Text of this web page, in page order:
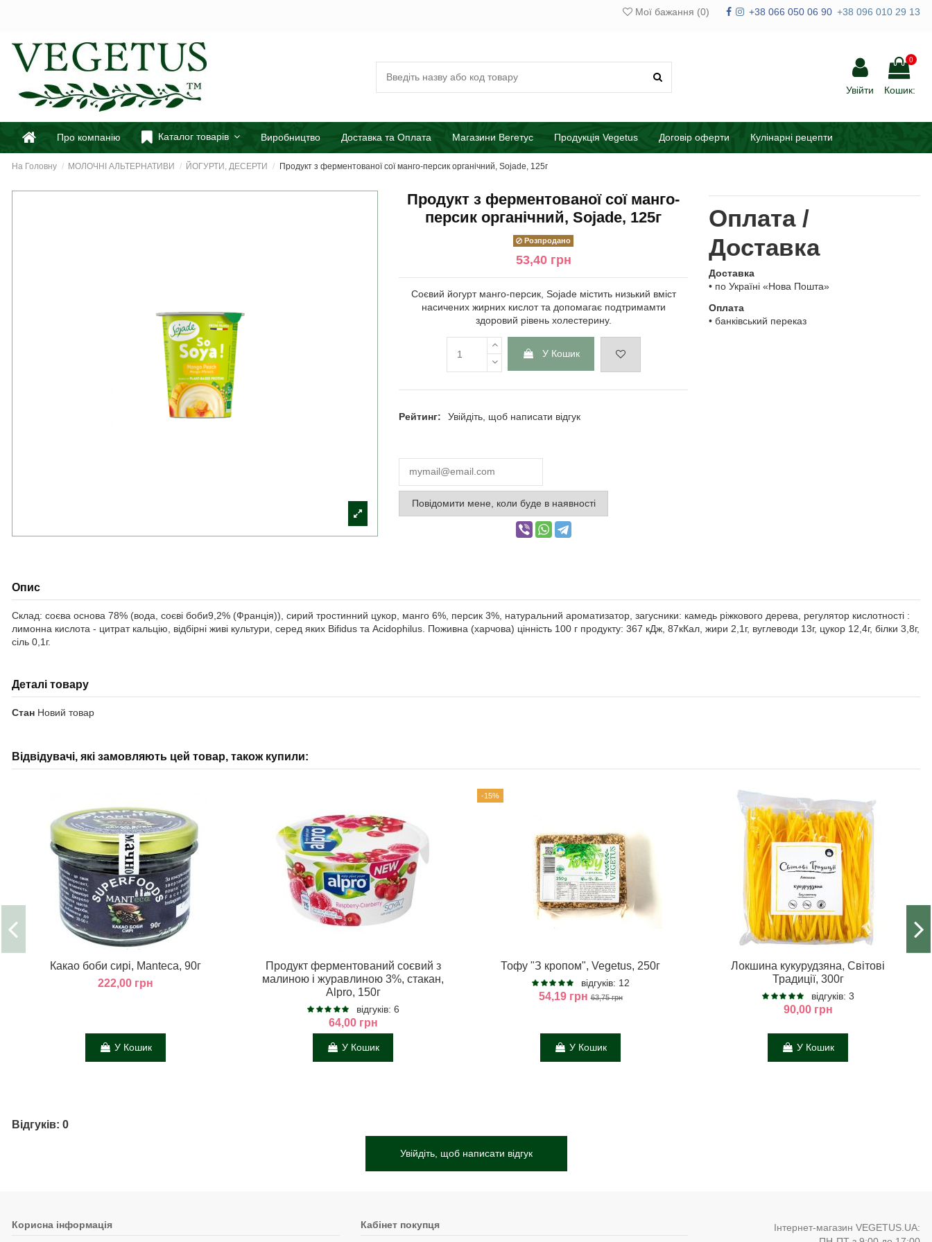
Мої бажання (0) +38 066 050 06 90 +38 096 010 29 13
Увійти
0
Кошик:
Про компанію Каталог товарів Виробництво Доставка та Оплата Магазини Вегетус Продукція Vegetus Договір оферти Кулінарні рецепти
На Головну МОЛОЧНІ АЛЬТЕРНАТИВИ ЙОГУРТИ, ДЕСЕРТИ Продукт з ферментованої сої манго-персик органічний, Sojade, 125г
Продукт з ферментованої сої манго-
персик органічний, Sojade, 125г
Розпродано
53,40 грн
Соєвий йогурт манго-персик, Sojade містить низький вміст
насичених жирних кислот та допомагає подтримамти
здоровий рівень холестерину.
У Кошик
Рейтинг: Увійдіть, щоб написати відгук
Повідомити мене, коли буде в наявності
Оплата /
Доставка
Доставка
• по Україні «Нова Пошта»
Оплата
• банківський переказ
Опис
Склад: соєва основа 78% (вода, соєві боби9,2% (Франція)), сирий тростинний цукор, манго 6%, персик 3%, натуральний ароматизатор, загусники: камедь ріжкового дерева, регулятор кислотності :
лимонна кислота - цитрат кальцію, відбірні живі культури, серед яких Bifidus та Acidophilus. Поживна (харчова) цінність 100 г продукту: 367 кДж, 87кКал, жири 2,1г, вуглеводи 13г, цукор 12,4г, білки 3,8г,
сіль 0,1г.
Деталі товару
Стан Новий товар
Відвідувачі, які замовляють цей товар, також купили:
Какао боби сирі, Manteca, 90г
222,00 грн
У Кошик
Продукт ферментований соєвий з
малиною і журавлиною 3%, стакан,
Alpro, 150г
відгуків: 6
64,00 грн
У Кошик
-15%
Тофу "З кропом", Vegetus, 250г
відгуків: 12
54,19 грн 63,75 грн
У Кошик
Локшина кукурудзяна, Світові
Традиції, 300г
відгуків: 3
90,00 грн
У Кошик
Відгуків: 0
Увійдіть, щоб написати відгук
Корисна інформація Кабінет покупця
Інтернет-магазин VEGETUS.UA: